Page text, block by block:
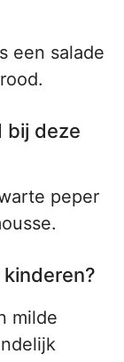
een salade
bij deze
peper
milde